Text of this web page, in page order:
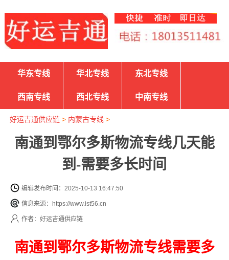
华东专线 华北专线 东北专线
西南专线 西北专线 中南专线
好运吉通供应链> 内蒙古专线 >
南通到鄂尔多斯物流专线几天能
到-需要多长时间
编辑发布时间：2025-10-13 16:47:50
信息来源：https://www.ist56.cn
作者：好运吉通供应链
南通到鄂尔多斯物流专线需要多